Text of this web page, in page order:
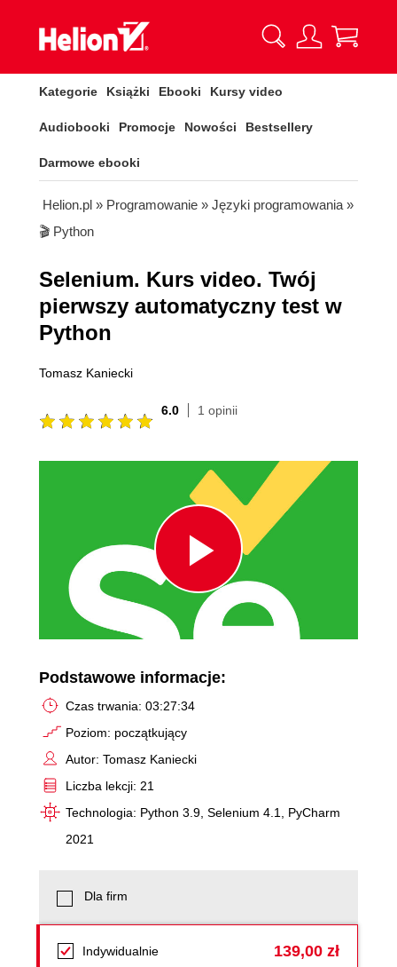
Kategorie Książki Ebooki Kursy video
Audiobooki Promocje Nowości Bestsellery
Darmowe ebooki
Helion.pl » Programowanie » Języki programowania »
🎬 Python
Selenium. Kurs video. Twój
pierwszy automatyczny test w
Python
Tomasz Kaniecki
6.0 1 opinii
Play
Video
Podstawowe informacje:
Czas trwania: 03:27:34
Poziom: początkujący
Autor: Tomasz Kaniecki
Liczba lekcji: 21
Technologia: Python 3.9, Selenium 4.1, PyCharm
2021
Dla firm
Indywidualnie 139,00 zł